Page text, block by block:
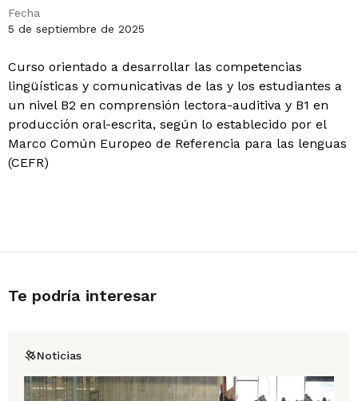
Fecha
5 de septiembre de 2025
Curso orientado a desarrollar las competencias
lingüísticas y comunicativas de las y los estudiantes a
un nivel B2 en comprensión lectora-auditiva y B1 en
producción oral-escrita, según lo establecido por el
Marco Común Europeo de Referencia para las lenguas
(CEFR)
Te podría interesar
Noticias